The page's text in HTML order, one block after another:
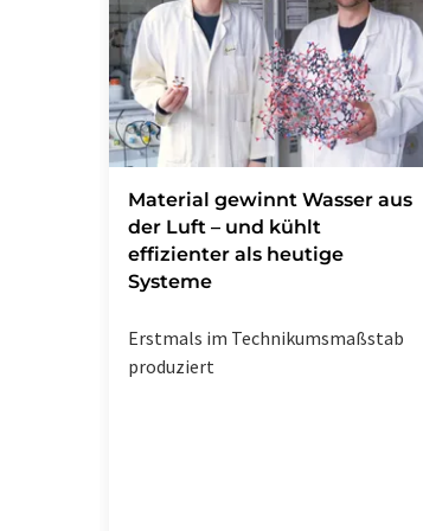
Material gewinnt Wasser aus
der Luft – und kühlt
effizienter als heutige
Systeme
Erstmals im Technikumsmaßstab
produziert